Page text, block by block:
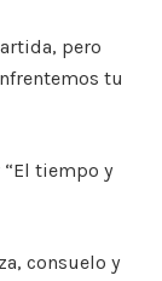
pero
tu
tiempo y
consuelo y